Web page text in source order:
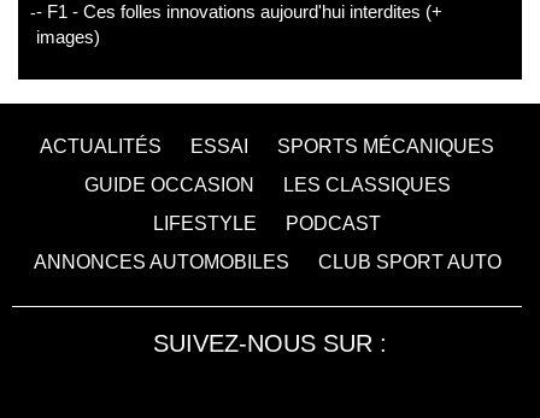
- F1 - Ces folles innovations aujourd'hui interdites (+
images)
ACTUALITÉS ESSAI
SPORTS MÉCANIQUES
GUIDE OCCASION
LES CLASSIQUES
LIFESTYLE
PODCAST
ANNONCES AUTOMOBILES
CLUB SPORT AUTO
SUIVEZ-NOUS SUR :